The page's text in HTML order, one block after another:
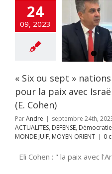
24
09, 2023
en lice
avec Israël
Saoudiens (E.
Cohen)
d'Abraham
DEFENSE
JUIF MOYEN
ORIENT
« Six ou sept »
pour la paix avec
(E. Cohen)
ParAndre | septembre 24th,
ACTUALITES, DEFENSE, Démocratie
MONDE JUIF, MOYEN ORIENT | 0
Eli Cohen : " la paix avec